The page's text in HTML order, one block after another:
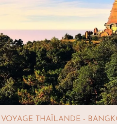
VOYAGE THAÏLANDE -